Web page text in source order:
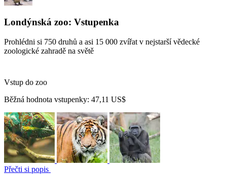
Londýnská zoo: Vstupenka
Prohlédni si 750 druhů a asi 15 000 zvířat v nejstarší vědecké
zoologické zahradě na světě
Vstup do zoo
Běžná hodnota vstupenky: 47,11 US$
Přečti si popis